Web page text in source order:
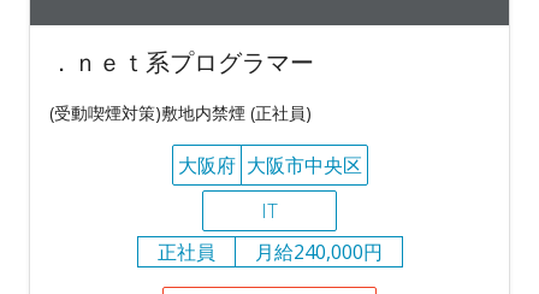
．ｎｅｔ系プログラマー
(受動喫煙対策)敷地内禁煙 (正社員)
大阪府 大阪市中央区
IT
正社員
月給240,000円